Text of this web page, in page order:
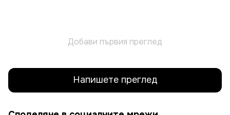
Добави първия преглед
Напишете преглед